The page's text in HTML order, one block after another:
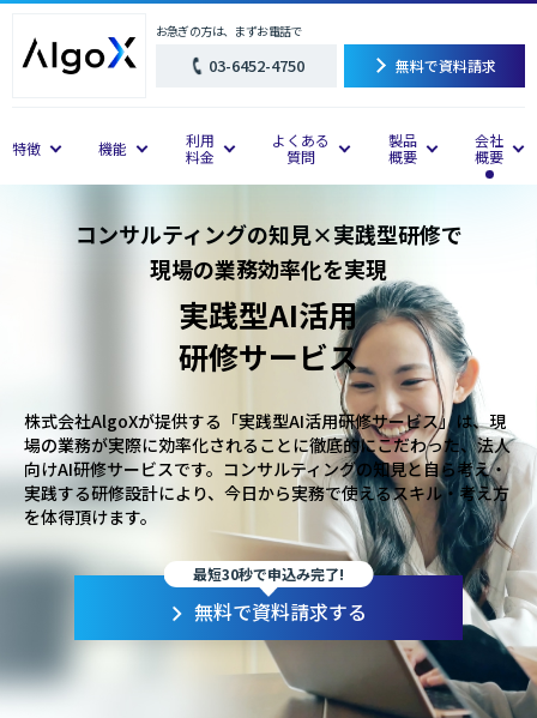
特徴 機能
利用
料金
よくある
質問
製品
概要
会社
概要
お急ぎの方は、まずお電話で
03-6452-4750 無料で資料請求
コンサルティングの知見×実践型研修で
現場の業務効率化を実現
実践型AI活用
研修サービス
株式会社AlgoXが提供する「実践型AI活用研修サービス」は、現
場の業務が実際に効率化されることに徹底的にこだわった、法人
向けAI研修サービスです。コンサルティングの知見と自ら考え・
実践する研修設計により、今日から実務で使えるスキル・考え方
を体得頂けます。
最短30秒で申込み完了!
無料で資料請求する